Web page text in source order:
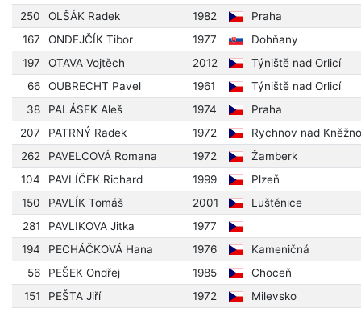
250
OLŠÁK Radek 1982
Praha
167
ONDEJČÍK Tibor 1977
Dohňany
197
OTAVA Vojtěch 2012
Týniště nad Orlicí
66
OUBRECHT Pavel 1961
Týniště nad Orlicí
38
PALÁSEK Aleš 1974
Praha
207
PATRNÝ Radek 1972
Rychnov nad
262
PAVELCOVÁ Romana 1972
Žamberk
104
PAVLÍČEK Richard 1999
Plzeň
150
PAVLÍK Tomáš 2001
Luštěnice
281
PAVLIKOVA Jitka
1977
194
PECHÁČKOVÁ Hana 1976
Kameničná
56
PEŠEK Ondřej 1985
Choceň
151
PEŠTA Jiří 1972
Milevsko